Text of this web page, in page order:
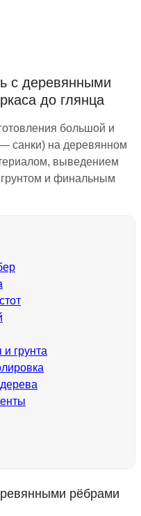
с деревянными
до глянца
большой и
санки) на деревянном
выведением
и финальным
грунта
рёбрами